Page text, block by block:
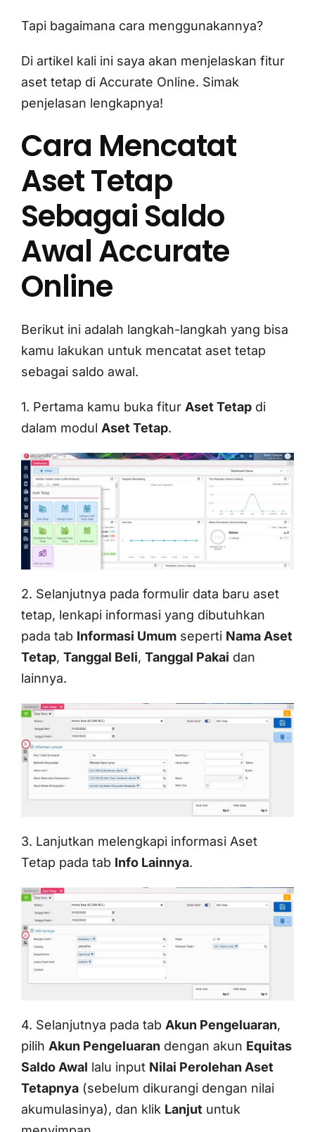
Tapi bagaimana cara menggunakannya?
Di artikel kali ini saya akan menjelaskan fitur
aset tetap di Accurate Online. Simak
penjelasan lengkapnya!
Cara Mencatat
Aset Tetap
Sebagai Saldo
Awal Accurate
Online
Berikut ini adalah langkah-langkah yang bisa
kamu lakukan untuk mencatat aset tetap
sebagai saldo awal.
1. Pertama kamu buka fitur Aset Tetap di
dalam modul Aset Tetap.
2. Selanjutnya pada formulir data baru aset
tetap, lenkapi informasi yang dibutuhkan
pada tab Informasi Umum seperti Nama Aset
Tetap, Tanggal Beli, Tanggal Pakai dan
lainnya.
3. Lanjutkan melengkapi informasi Aset
Tetap pada tab Info Lainnya.
4. Selanjutnya pada tab Akun Pengeluaran,
pilih Akun Pengeluaran dengan akun Equitas
Saldo Awal lalu input Nilai Perolehan Aset
Tetapnya (sebelum dikurangi dengan nilai
akumulasinya), dan klik Lanjut untuk